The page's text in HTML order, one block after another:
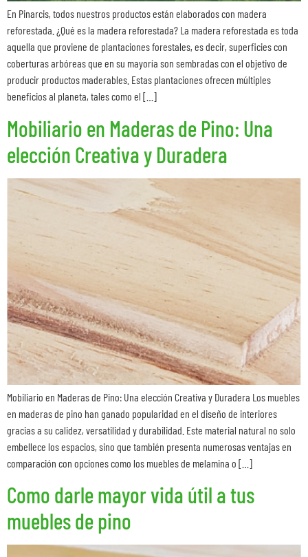
En Pinarcis, todos nuestros productos están elaborados con madera
reforestada. ¿Qué es la madera reforestada? La madera reforestada es toda
aquella que proviene de plantaciones forestales, es decir, superficies con
coberturas arbóreas que en su mayoría son sembradas con el objetivo de
producir productos maderables. Estas plantaciones ofrecen múltiples
beneficios al planeta, tales como el […]
Mobiliario en Maderas de Pino: Una
elección Creativa y Duradera
Mobiliario en Maderas de Pino: Una elección Creativa y Duradera Los muebles
en maderas de pino han ganado popularidad en el diseño de interiores
gracias a su calidez, versatilidad y durabilidad. Este material natural no solo
embellece los espacios, sino que también presenta numerosas ventajas en
comparación con opciones como los muebles de melamina o […]
Como darle mayor vida útil a tus
muebles de pino